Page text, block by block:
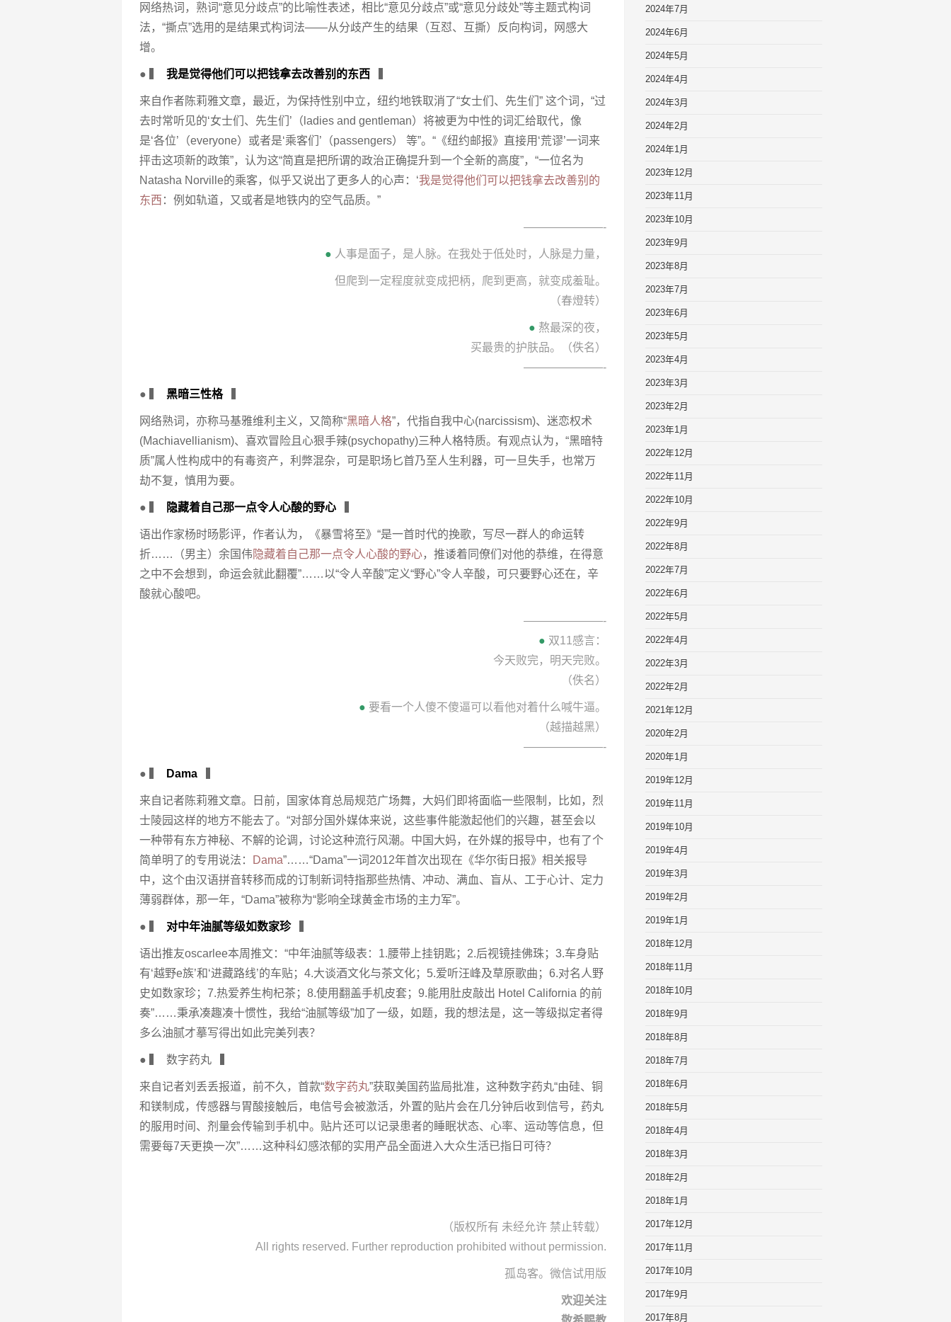
网络热词，熟词“意见分歧点”的比喻性表述，相比“意见分歧点”或“意见分歧处”等主题式构词
法，“撕点”选用的是结果式构词法——从分歧产生的结果（互怼、互撕）反向构词，网感大
增。
● ▍ 我是觉得他们可以把钱拿去改善别的东西
来自作者陈莉雅文章，最近，为保持性别中立，纽约地铁取消了“女士们、先生们” 这个词，“过
去时常听见的‘女士们、先生们’（ladies and gentleman）将被更为中性的词汇给取代，像
是‘各位’（everyone）或者是‘乘客们’（passengers） 等”。“《纽约邮报》直接用‘荒谬’一词来
抨击这项新的政策”，认为这“简直是把所谓的政治正确提升到一个全新的高度”，“一位名为
Natasha Norville的乘客，似乎又说出了更多人的心声：‘我是觉得他们可以把钱拿去改善别的
东西 ：例如轨道，又或者是地铁内的空气品质。”
———————-
● 人事是面子，是人脉。在我处于低处时，人脉是力量，
但爬到一定程度就变成把柄，爬到更高，就变成羞耻。
（春燈转）
● 熬最深的夜，
买最贵的护肤品。（佚名）
———————-
● ▍ 黑暗三性格▍
网络熟词，亦称马基雅维利主义，又简称“黑暗人格”，代指自我中心(narcissism)、迷恋权术
(Machiavellianism)、喜欢冒险且心狠手辣(psychopathy)三种人格特质。有观点认为，“黑暗特
质”属人性构成中的有毒资产，利弊混杂，可是职场匕首乃至人生利器，可一旦失手，也常万
劫不复，慎用为要。
● ▍ 隐藏着自己那一点令人心酸的野心
语出作家杨时旸影评，作者认为，《暴雪将至》“是一首时代的挽歌，写尽一群人的命运转
折……（男主）余国伟 隐藏着自己那一点令人心酸的野心，推诿着同僚们对他的恭维，在得意
之中不会想到，命运会就此翻覆”……以“令人辛酸”定义“野心”令人辛酸，可只要野心还在，辛
酸就心酸吧。
———————-
● 双11感言：
今天败完，明天完败。
（佚名）
● 要看一个人傻不傻逼可以看他对着什么喊牛逼。
（越描越黑）
———————-
● ▍ Dama
来自记者陈莉雅文章。日前，国家体育总局规范广场舞，大妈们即将面临一些限制，比如，烈
士陵园这样的地方不能去了。“对部分国外媒体来说，这些事件能激起他们的兴趣，甚至会以
一种带有东方神秘、不解的论调，讨论这种流行风潮。中国大妈，在外媒的报导中，也有了个
简单明了的专用说法：
Dama”……“Dama”一词2012年首次出现在《华尔街日报》相关报导
中，这个由汉语拼音转移而成的订制新词特指那些热情、冲动、满血、盲从、工于心计、定力
薄弱群体，那一年，“Dama”被称为“影响全球黄金市场的主力军”。
● ▍ 对中年油腻等级如数家珍▍
语出推友oscarlee本周推文：“中年油腻等级表：1.腰带上挂钥匙；2.后视镜挂佛珠；3.车身贴
有‘越野e族’和‘进藏路线’的车贴；4.大谈酒文化与茶文化；5.爱听汪峰及草原歌曲；6.对名人野
史如数家珍；7.热爱养生枸杞茶；8.使用翻盖手机皮套；9.能用肚皮敲出 Hotel California 的前
奏”……秉承凑趣凑十惯性，我给“油腻等级”加了一级，如题，我的想法是，这一等级拟定者得
多么油腻才摹写得出如此完美列表？
● ▍ 数字药丸 ▍
来自记者刘丢丢报道，前不久，首款“数字药丸”获取美国药监局批准，这种数字药丸“由硅、铜
和镁制成，传感器与胃酸接触后，电信号会被激活，外置的贴片会在几分钟后收到信号，药丸
的服用时间、剂量会传输到手机中。贴片还可以记录患者的睡眠状态、心率、运动等信息，但
需要每7天更换一次”……这种科幻感浓郁的实用产品全面进入大众生活已指日可待？
（版权所有 未经允许 禁止转载）
All rights reserved. Further reproduction prohibited without permission.
孤岛客。微信试用版
欢迎关注
2024年7月
2024年6月
2024年5月
2024年4月
2024年3月
2024年2月
2024年1月
2023年12月
2023年11月
2023年10月
2023年9月
2023年8月
2023年7月
2023年6月
2023年5月
2023年4月
2023年3月
2023年2月
2023年1月
2022年12月
2022年11月
2022年10月
2022年9月
2022年8月
2022年7月
2022年6月
2022年5月
2022年4月
2022年3月
2022年2月
2021年12月
2020年2月
2020年1月
2019年12月
2019年11月
2019年10月
2019年4月
2019年3月
2019年2月
2019年1月
2018年12月
2018年11月
2018年10月
2018年9月
2018年8月
2018年7月
2018年6月
2018年5月
2018年4月
2018年3月
2018年2月
2018年1月
2017年12月
2017年11月
2017年10月
2017年9月
2017年8月